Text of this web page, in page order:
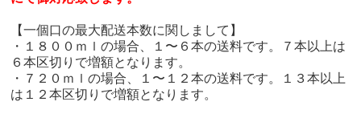
【一個口の最大配送本数に関しまして】
・１８００ｍｌの場合、１〜６本の送料です。７本以上は
６本区切りで増額となります。
・７２０ｍｌの場合、１〜１２本の送料です。１３本以上
は１２本区切りで増額となります。